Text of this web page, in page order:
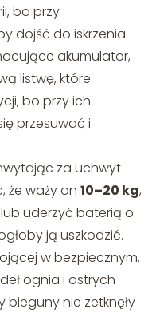
bo przy
dojść do iskrzenia.
akumulator,
listwę, które
bo przy ich
przesuwać i
za uchwyt
że waży on 10–20 kg,
uderzyć baterią o
ją uszkodzić.
w bezpiecznym,
ognia i ostrych
nie zetknęły